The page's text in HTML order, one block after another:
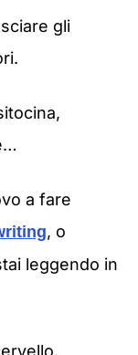
gli
a fare
, o
leggendo in